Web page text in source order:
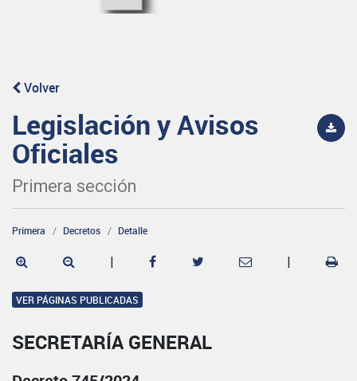
Volver
Legislación y Avisos
Oficiales
Primera sección
Primera Decretos Detalle
| |
VER PÁGINAS PUBLICADAS
SECRETARÍA GENERAL